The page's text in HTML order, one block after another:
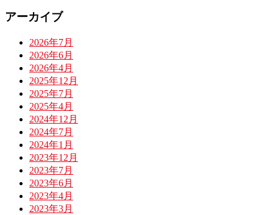
アーカイブ
2026年7月
2026年6月
2026年4月
2025年12月
2025年7月
2025年4月
2024年12月
2024年7月
2024年1月
2023年12月
2023年7月
2023年6月
2023年4月
2023年3月